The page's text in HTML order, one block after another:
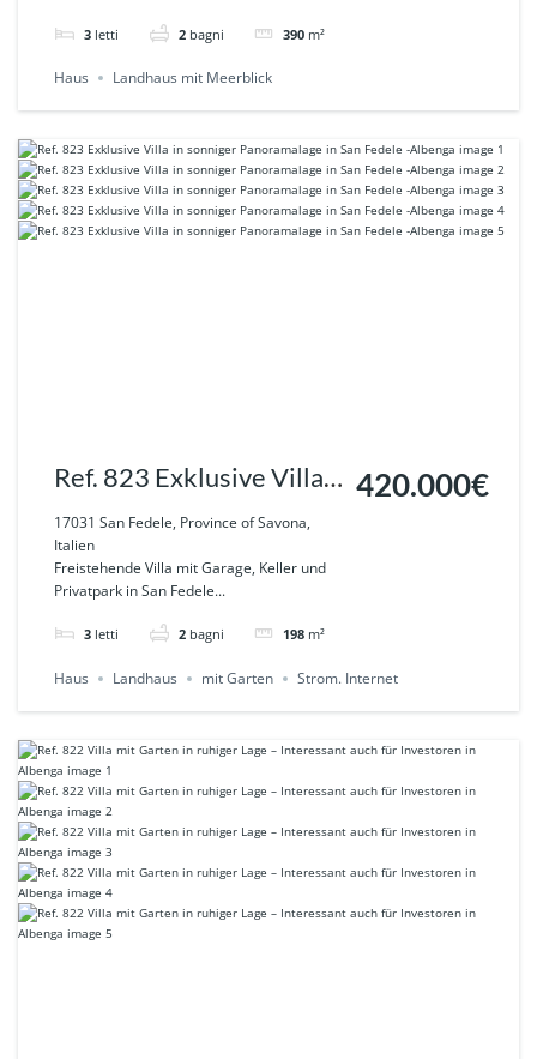
Meerblick
3 letti 2 bagni 390 m²
Haus Landhaus mit Meerblick
Ref. 823 Exklusive Villa
in sonniger
Panoramalage in San
Fedele -Albenga
17031 San Fedele, Province of Savona,
Italien
Freistehende Villa mit Garage, Keller und
Privatpark in San Fedele...
3 letti 2 bagni 198 m²
420.000€
Haus Landhaus mit Garten Strom. Internet